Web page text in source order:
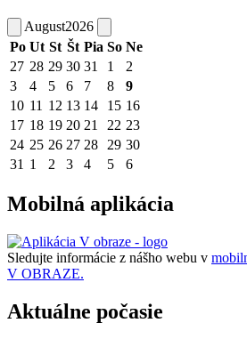
August2026
Po Ut St Št Pia So Ne
27 28 29 30 31 1
2
3
4 5 6 7 8
9
10 11 12 13 14 15 16
17 18 19 20 21 22 23
24 25 26 27 28 29 30
31 1 2 3 4 5 6
Mobilná aplikácia
Sledujte informácie z nášho webu v
V OBRAZE.
Aktuálne počasie